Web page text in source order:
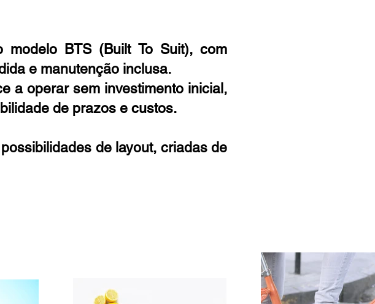
modelo BTS (Built To Suit), com
e manutenção inclusa.
a operar sem investimento inicial,
de prazos e custos.
de layout, criadas de